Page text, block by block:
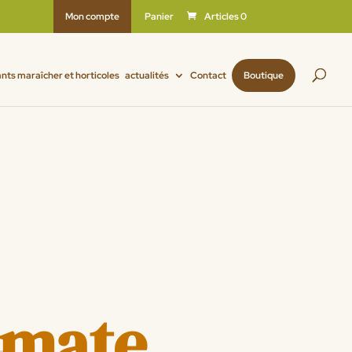
Mon compte Panier Articles 0
maraîcher et horticoles actualités Contact Boutique